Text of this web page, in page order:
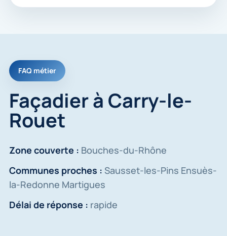
FAQ métier
Façadier à Carry-le-
Rouet
Zone couverte : Bouches-du-Rhône
Communes proches : Sausset-les-Pins Ensuès-
la-Redonne Martigues
Délai de réponse : rapide